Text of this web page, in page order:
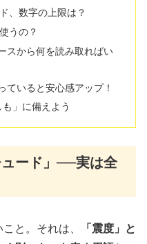
、数字の上限は？
うの？
スから何を読み取ればい
いると安心感アップ！
」に備えよう
ュード」──実は全
と。それは、
「震度」と